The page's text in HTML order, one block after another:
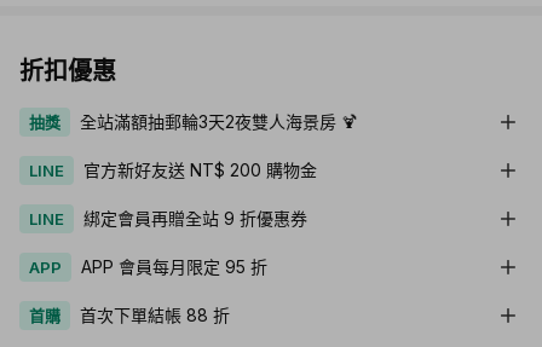
折扣優惠
抽獎 全站滿額抽郵輪3天2夜雙人海景房 🍹
LINE 官方新好友送 NT$ 200 購物金
LINE 綁定會員再贈全站 9 折優惠券
APP APP 會員每月限定 95 折
首購 首次下單結帳 88 折